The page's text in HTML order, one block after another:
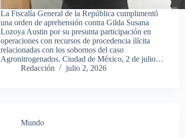
La Fiscalía General de la República cumplimentó
una orden de aprehensión contra Gilda Susana
Lozoya Austin por su presunta participación en
operaciones con recursos de procedencia ilícita
relacionadas con los sobornos del caso
Agronitrogenados. Ciudad de México, 2 de julio…
Redacción
julio 2, 2026
Mundo